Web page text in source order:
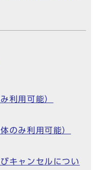
利用可能）
のみ利用可能）
キャンセルについ